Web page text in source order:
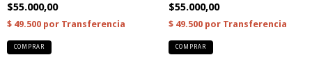
$55.000,00
COMPRAR
$55.000,00
COMPRAR